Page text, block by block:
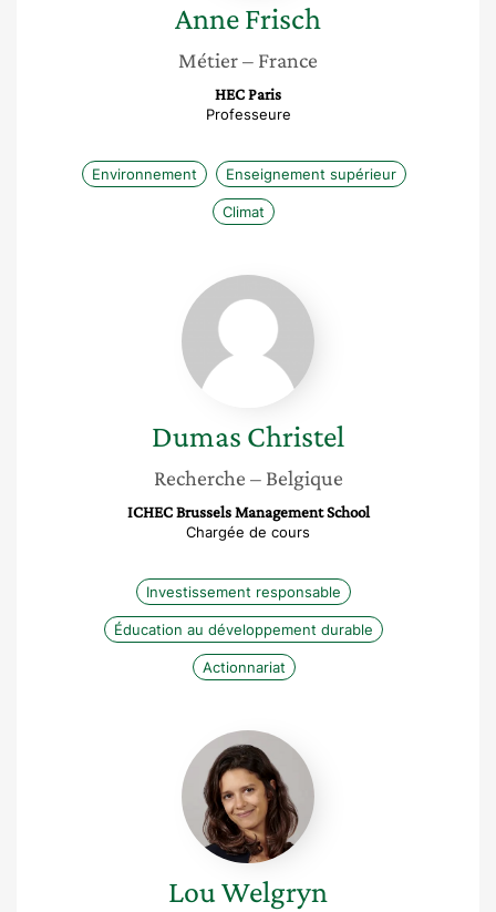
AnneFrisch
Métier– France
HEC Paris
Professeure
Environnement Enseignement supérieur
Climat
Dumas
Christel
Dumas Christel
Recherche – Belgique
ICHEC Brussels Management School
Chargée de cours
Investissement responsable
Éducation au développement durable
Actionnariat
Lou
Welgryn
LouWelgryn